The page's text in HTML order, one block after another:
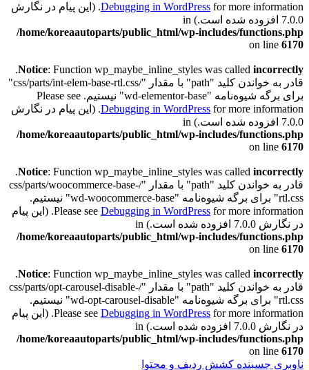
Debugging in WordPressfor more information. (این پیام در نگارش
7.0.0 افزوده شده است.) in
/home/koreaautoparts/public_html/wp-includes/functions.php
on line 6170
Notice: Function wp_maybe_inline_styles was called incorrectly
.
قادر به خواندن کلید "path" با مقدار "/css/parts/int-elem-base-rtl.css"
برای برگه شیوه‌نامه "wd-elementor-base" نیستیم. Please see
Debugging in WordPressfor more information. (این پیام در نگارش
7.0.0 افزوده شده است.) in
/home/koreaautoparts/public_html/wp-includes/functions.php
on line 6170
Notice: Function wp_maybe_inline_styles was called incorrectly
.
قادر به خواندن کلید "path" با مقدار "/css/parts/woocommerce-base-
rtl.css" برای برگه شیوه‌نامه "wd-woocommerce-base" نیستیم.
Please see Debugging in WordPress
for more information. (این پیام
در نگارش 7.0.0 افزوده شده است.) in
/home/koreaautoparts/public_html/wp-includes/functions.php
on line 6170
Notice: Function wp_maybe_inline_styles was called incorrectly
.
قادر به خواندن کلید "path" با مقدار "/css/parts/opt-carousel-disable-
rtl.css" برای برگه شیوه‌نامه "wd-opt-carousel-disable" نیستیم.
Please see Debugging in WordPress
for more information. (این پیام
در نگارش 7.0.0 افزوده شده است.) in
/home/koreaautoparts/public_html/wp-includes/functions.php
on line 6170
ناوبری چسبنده کشش ردیف و محتوا